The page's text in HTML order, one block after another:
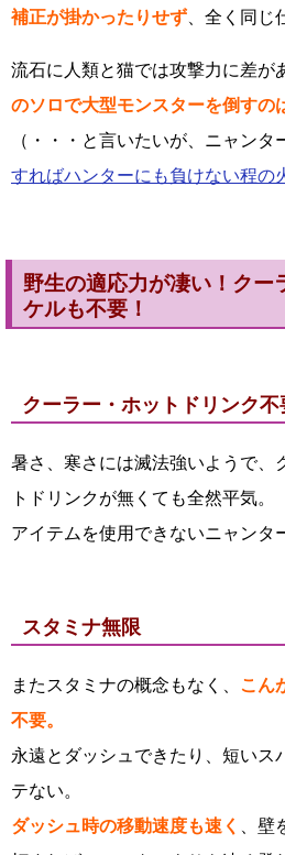
補正が掛かったりせず 、全く同じ
流石に人類と猫では攻撃力に差が
のソロで大型モンスターを倒すの
（・・・と言いたいが、ニャンタ
すればハンターにも負けない程の
野生の適応力が凄い！クー
ケルも不要！
クーラー・ホットドリンク不
暑さ、寒さには滅法強いようで、
トドリンクが無くても全然平気。
アイテムを使用できないニャンタ
スタミナ無限
またスタミナの概念もなく、 こん
不要。
永遠とダッシュできたり、短いス
テない。
ダッシュ時の移動速度も速く
、